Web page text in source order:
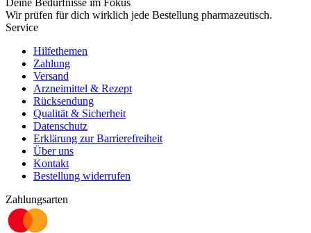
Wir prüfen für dich wirklich jede Bestellung pharmazeutisch.
Service
Hilfethemen
Zahlung
Versand
Arzneimittel & Rezept
Rücksendung
Qualität & Sicherheit
Datenschutz
Erklärung zur Barrierefreiheit
Über uns
Kontakt
Bestellung widerrufen
Zahlungsarten